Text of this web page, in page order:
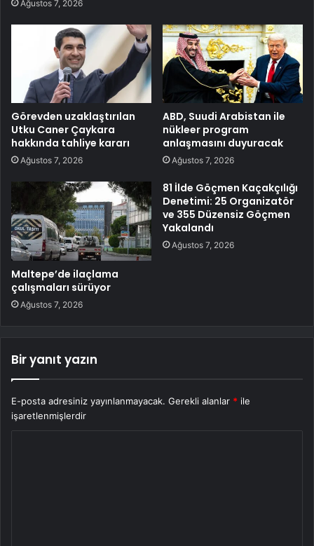
Ağustos 7, 2026
Görevden uzaklaştırılan
Utku Caner Çaykara
hakkında tahliye kararı
Ağustos 7, 2026
ABD, Suudi Arabistan ile
nükleer program
anlaşmasını duyuracak
Ağustos 7, 2026
Maltepe’de ilaçlama
çalışmaları sürüyor
Ağustos 7, 2026
81 İlde Göçmen Kaçakçılığı
Denetimi: 25 Organizatör
ve 355 Düzensiz Göçmen
Yakalandı
Ağustos 7, 2026
Bir yanıt yazın
E-posta adresiniz yayınlanmayacak. Gerekli alanlar * ile
işaretlenmişlerdir